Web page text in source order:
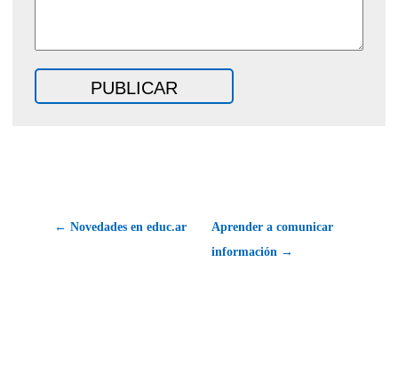
← Novedades en educ.ar
Aprender a comunicar
información →